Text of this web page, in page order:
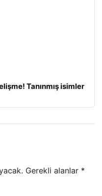
Tanınmış isimler
Gerekli alanlar *